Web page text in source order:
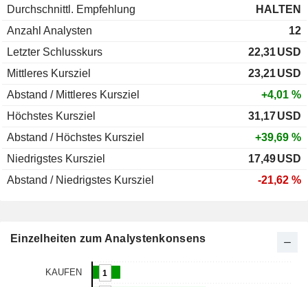
Durchschnittl. Empfehlung
HALTEN
Anzahl Analysten
12
Letzter Schlusskurs
22,31USD
Mittleres Kursziel
23,21USD
Abstand / Mittleres Kursziel
+4,01 %
Höchstes Kursziel
31,17USD
Abstand / Höchstes Kursziel
+39,69 %
Niedrigstes Kursziel
17,49USD
Abstand / Niedrigstes Kursziel
-21,62 %
Einzelheiten zum Analystenkonsens